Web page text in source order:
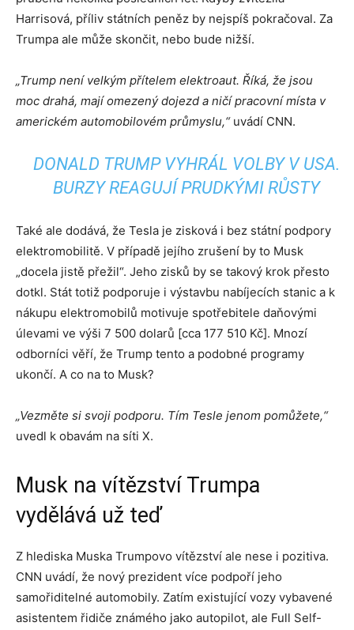
Harrisová, příliv státních peněz by nejspíš pokračoval. Za
Trumpa ale může skončit, nebo bude nižší.
„Trump není velkým přítelem elektroaut. Říká, že jsou
moc drahá, mají omezený dojezd a ničí pracovní místa v
americkém automobilovém průmyslu,“ uvádí CNN.
DONALD TRUMP VYHRÁL VOLBY V USA.
BURZY REAGUJÍ PRUDKÝMI RŮSTY
Také ale dodává, že Tesla je zisková i bez státní podpory
elektromobilitě. V případě jejího zrušení by to Musk
„docela jistě přežil“. Jeho zisků by se takový krok přesto
dotkl. Stát totiž podporuje i výstavbu nabíjecích stanic a k
nákupu elektromobilů motivuje spotřebitele daňovými
úlevami ve výši 7 500 dolarů [cca 177 510 Kč]. Mnozí
odborníci věří, že Trump tento a podobné programy
ukončí. A co na to Musk?
„Vezměte si svoji podporu. Tím Tesle jenom pomůžete,“
uvedl k obavám na síti X.
Musk na vítězství Trumpa
vydělává už teď
Z hlediska Muska Trumpovo vítězství ale nese i pozitiva.
CNN uvádí, že nový prezident více podpoří jeho
samořiditelné automobily. Zatím existující vozy vybavené
asistentem řidiče známého jako autopilot, ale Full Self-